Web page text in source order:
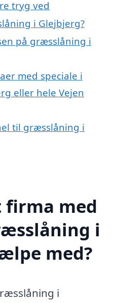
tryg ved
i Glejbjerg?
på græsslåning i
med speciale i
eller hele Vejen
til græsslåning i
firma med
i
med?
i